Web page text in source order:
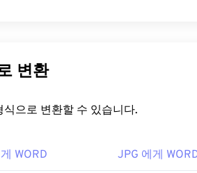
을 지원합니다. GIF는 광고, 소셜 미디
고 퍼지는 밈(meme)과 같은 애니메이
PNG와 같은 다른 이미지 형식에 비
으로 변환
다른 파일도 WORD 형식으로 변환할 수 있습니다.
WORD JPG 에게